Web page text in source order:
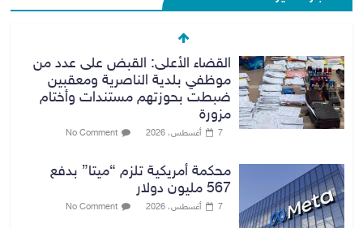
القضاء الأعلى: القبض على عدد من
موظفي بلدية الناصرية ومعقبين
ضبطت بحوزتهم مستندات وأختام
مزورة
7 أغسطس، 2026 No Comment
محكمة أمريكية تلزم “ميتا” بدفع
567 مليون دولار
7 أغسطس، 2026 No Comment